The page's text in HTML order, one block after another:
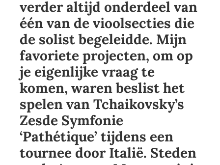
verder altijd onderdeel van
één van de vioolsecties die
de solist begeleidde. Mijn
favoriete projecten, om op
je eigenlijke vraag te
komen, waren beslist het
spelen van Tchaikovsky’s
Zesde Symfonie
‘Pathétique’ tijdens een
tournee door Italië. Steden